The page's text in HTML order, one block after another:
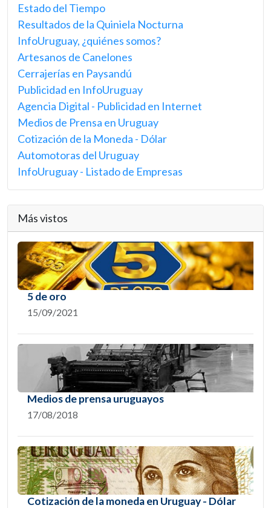
Estado del Tiempo
Resultados de la Quiniela Nocturna
InfoUruguay, ¿quiénes somos?
Artesanos de Canelones
Cerrajerías en Paysandú
Publicidad en InfoUruguay
Agencia Digital - Publicidad en Internet
Medios de Prensa en Uruguay
Cotización de la Moneda - Dólar
Automotoras del Uruguay
InfoUruguay - Listado de Empresas
Más vistos
5 de oro
15/09/2021
Medios de prensa uruguayos
17/08/2018
Cotización de la moneda en Uruguay - Dólar